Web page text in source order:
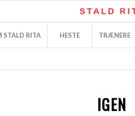
STALD RITA HESTE TRÆNERE
IGEN